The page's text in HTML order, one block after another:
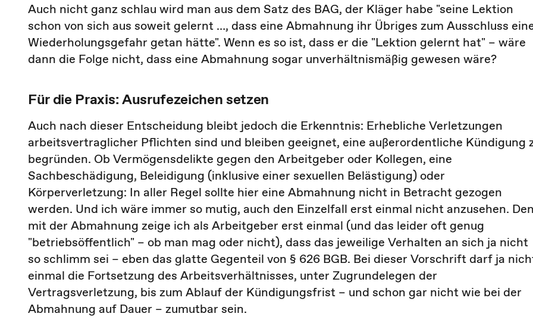
Auch nicht ganz schlau wird man aus dem Satz des BAG, der Kläger habe "seine Lektion
schon von sich aus soweit gelernt …, dass eine Abmahnung ihr Übriges zum Ausschluss
Wiederholungsgefahr getan hätte". Wenn es so ist, dass er die "Lektion gelernt hat" – wäre
dann die Folge nicht, dass eine Abmahnung sogar unverhältnismäßig gewesen wäre?
Für die Praxis: Ausrufezeichen setzen
Auch nach dieser Entscheidung bleibt jedoch die Erkenntnis: Erhebliche Verletzungen
arbeitsvertraglicher Pflichten sind und bleiben geeignet, eine außerordentliche Kündigung
begründen. Ob Vermögensdelikte gegen den Arbeitgeber oder Kollegen, eine
Sachbeschädigung, Beleidigung (inklusive einer sexuellen Belästigung) oder
Körperverletzung: In aller Regel sollte hier eine Abmahnung nicht in Betracht gezogen
werden. Und ich wäre immer so mutig, auch den Einzelfall erst einmal nicht anzusehen.
mit der Abmahnung zeige ich als Arbeitgeber erst einmal (und das leider oft genug
"betriebsöffentlich" – ob man mag oder nicht), dass das jeweilige Verhalten an sich ja nicht
so schlimm sei – eben das glatte Gegenteil von § 626 BGB. Bei dieser Vorschrift darf ja
einmal die Fortsetzung des Arbeitsverhältnisses, unter Zugrundelegen der
Vertragsverletzung, bis zum Ablauf der Kündigungsfrist – und schon gar nicht wie bei der
Abmahnung auf Dauer – zumutbar sein.